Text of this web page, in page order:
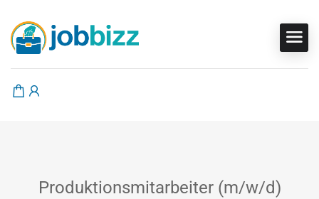
Produktionsmitarbeiter (m/w/d)